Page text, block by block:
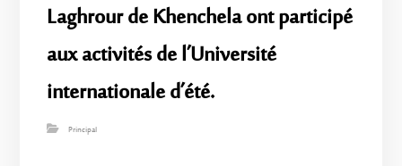
Laghrour de Khenchela ont participé
aux activités de l’Université
internationale d’été.
Principal